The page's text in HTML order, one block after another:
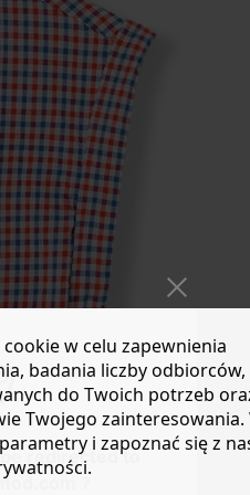
redirected to
?
w celu zapewnienia
badania liczby odbiorców,
do Twoich potrzeb
Twojego zainteresowania.
i zapoznać się z